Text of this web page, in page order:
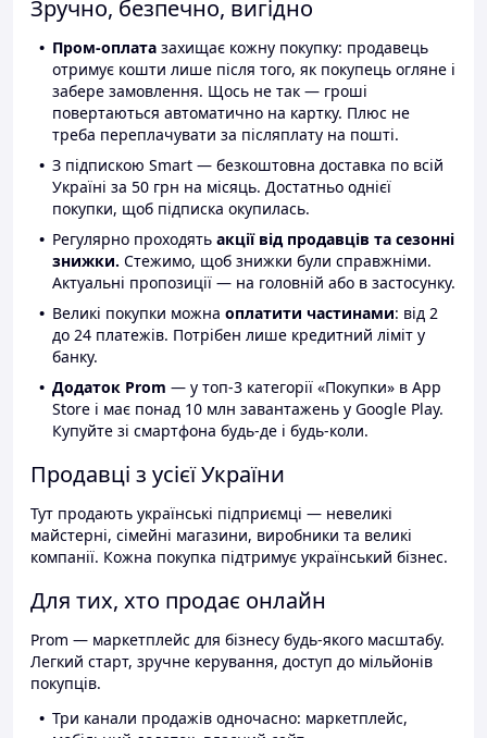
Зручно, безпечно, вигідно
Пром-оплата захищає кожну покупку: продавець
отримує кошти лише після того, як покупець огляне і
забере замовлення. Щось не так — гроші
повертаються автоматично на картку. Плюс не
треба переплачувати за післяплату на пошті.
З підпискою Smart — безкоштовна доставка по всій
Україні за 50 грн на місяць. Достатньо однієї
покупки, щоб підписка окупилась.
Регулярно проходять акції від продавців та сезонні
знижки. Стежимо, щоб знижки були справжніми.
Актуальні пропозиції — на головній або в застосунку.
Великі покупки можна оплатити частинами: від 2
до 24 платежів. Потрібен лише кредитний ліміт у
банку.
Додаток Prom — у топ-3 категорії «Покупки» в App
Store і має понад 10 млн завантажень у Google Play.
Купуйте зі смартфона будь-де і будь-коли.
Продавці з усієї України
Тут продають українські підприємці — невеликі
майстерні, сімейні магазини, виробники та великі
компанії. Кожна покупка підтримує український бізнес.
Для тих, хто продає онлайн
Prom — маркетплейс для бізнесу будь-якого масштабу.
Легкий старт, зручне керування, доступ до мільйонів
покупців.
Три канали продажів одночасно: маркетплейс,